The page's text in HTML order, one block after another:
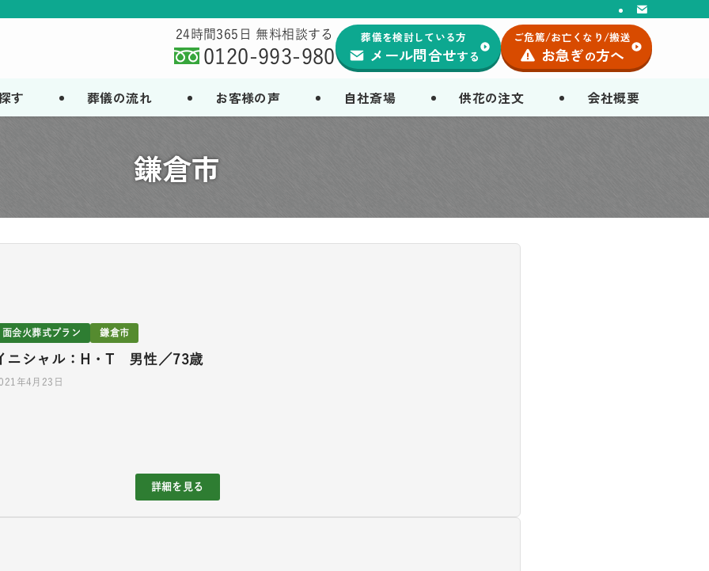
す 葬儀の流れ お客様の声 自社斎場 供花の注文 会社概要
24時間365日 無料相談する
0120-993-980
葬儀を検討している方
メール問合せする
ご危篤/お亡くなり/搬送
お急ぎの方へ
鎌倉市
面会火葬式プラン 鎌倉市
ニシャル：H・T 男性／73歳
年4月23日
詳細を見る